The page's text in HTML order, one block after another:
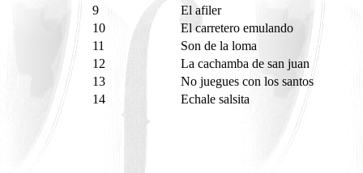
9
El afiler
10
El carretero emulando
11
Son de la loma
12
La cachamba de san juan
13
No juegues con los santos
14
Echale salsita